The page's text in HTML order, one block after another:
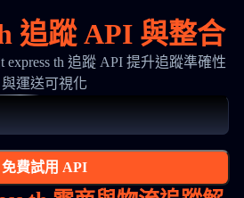
追蹤 API 與整合
express th 追蹤 API 提升追蹤準確性
與運送可視化
免費試用 API